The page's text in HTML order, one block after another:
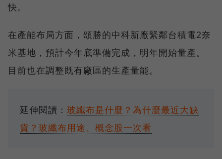
快。
在產能布局方面，頌勝的中科新廠緊鄰台積電2奈
米基地，預計今年底準備完成，明年開始量產。
目前也在調整既有廠區的生產量能。
延伸閱讀： 玻纖布是什麼？為什麼最近大缺
貨？玻纖布用途、概念股一次看